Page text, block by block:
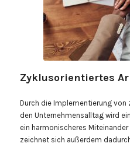
Zyklusorientiertes
Durch die Implementierung
den Unternehmensalltag wird
ein harmonischeres
zeichnet sich außerdem